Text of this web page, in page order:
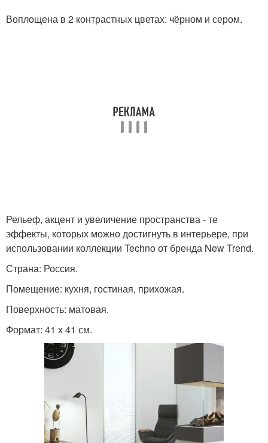
Воплощена в 2 контрастных цветах: чёрном и сером.
Рельеф, акцент и увеличение пространства - те
эффекты, которых можно достигнуть в интерьере, при
использовании коллекции Techno от бренда New Trend.
Страна: Россия.
Помещение: кухня, гостиная, прихожая.
Поверхность: матовая.
Формат: 41 х 41 см.